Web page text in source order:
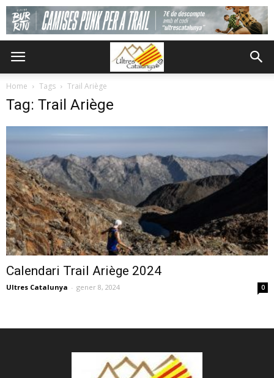
Home Tags Trail Ariège
Tag: Trail Ariège
Calendari Trail Ariège 2024
Ultres Catalunya - gener 8, 2024 0